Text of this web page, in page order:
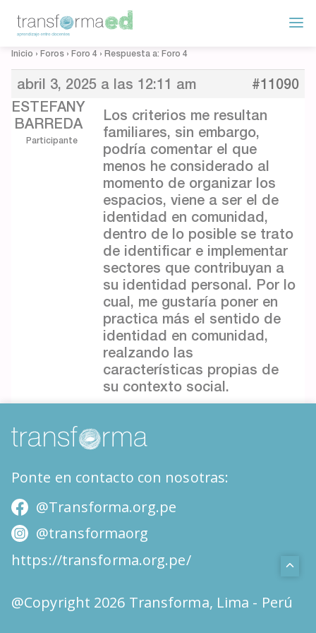
Inicio › Foros › Foro 4 › Respuesta a: Foro 4
abril 3, 2025 a las 12:11 am
#11090
ESTEFANY
BARREDA
Participante
Los criterios me resultan
familiares, sin embargo,
podría comentar el que
menos he considerado al
momento de organizar los
espacios, viene a ser el de
identidad en comunidad,
dentro de lo posible se trato
de identificar e implementar
sectores que contribuyan a
su identidad personal. Por lo
cual, me gustaría poner en
practica más el sentido de
identidad en comunidad,
realzando las
características propias de
su contexto social.
Ponte en contacto con nosotras:
@Transforma.org.pe
@transformaorg
https://transforma.org.pe/
@Copyright 2026 Transforma, Lima - Perú